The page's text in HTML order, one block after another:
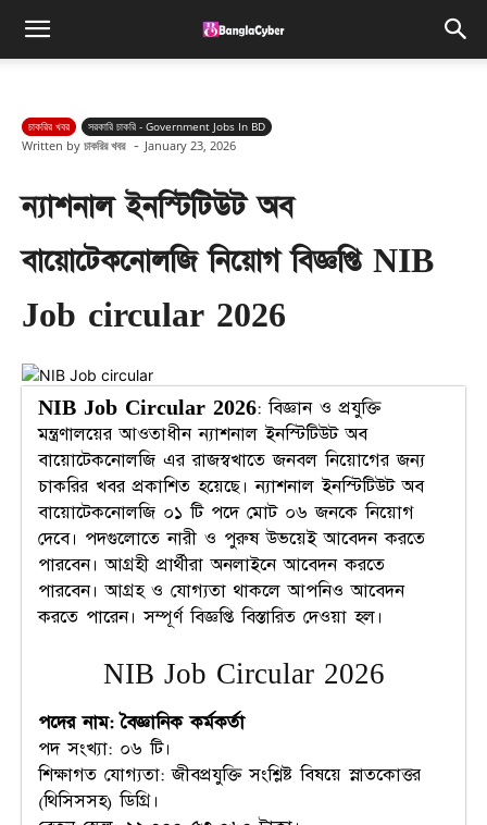
চাকরির খবর সরকারি চাকরি - Government Jobs In BD
Written by চাকরির খবর - January 23, 2026
ন্যাশনাল ইনস্টিটিউট অব
বায়োটেকনোলজি নিয়োগ বিজ্ঞপ্তি NIB
Job circular 2026
NIB Job Circular 2026: বিজ্ঞান ও প্রযুক্তি
মন্ত্রণালয়ের আওতাধীন ন্যাশনাল ইনস্টিটিউট অব
বায়োটেকনোলজি এর রাজস্বখাতে জনবল নিয়োগের জন্য
চাকরির খবর প্রকাশিত হয়েছে। ন্যাশনাল ইনস্টিটিউট অব
বায়োটেকনোলজি ০১ টি পদে মোট ০৬ জনকে নিয়োগ
দেবে। পদগুলোতে নারী ও পুরুষ উভয়েই আবেদন করতে
পারবেন। আগ্রহী প্রার্থীরা অনলাইনে আবেদন করতে
পারবেন। আগ্রহ ও যোগ্যতা থাকলে আপনিও আবেদন
করতে পারেন। সম্পূর্ণ বিজ্ঞপ্তি বিস্তারিত দেওয়া হল।
NIB Job Circular 2026
পদের নাম:বৈজ্ঞানিক কর্মকর্তা
পদ সংখ্যা: ০৬ টি।
শিক্ষাগত যোগ্যতা: জীবপ্রযুক্তি সংশ্লিষ্ট বিষয়ে স্নাতকোত্তর
(থিসিসসহ) ডিগ্রি।